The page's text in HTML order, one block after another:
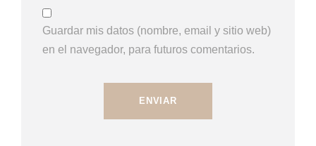
Guardar mis datos (nombre, email y sitio web)
en el navegador, para futuros comentarios.